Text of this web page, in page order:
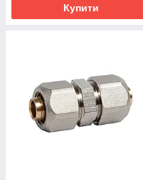
Купити